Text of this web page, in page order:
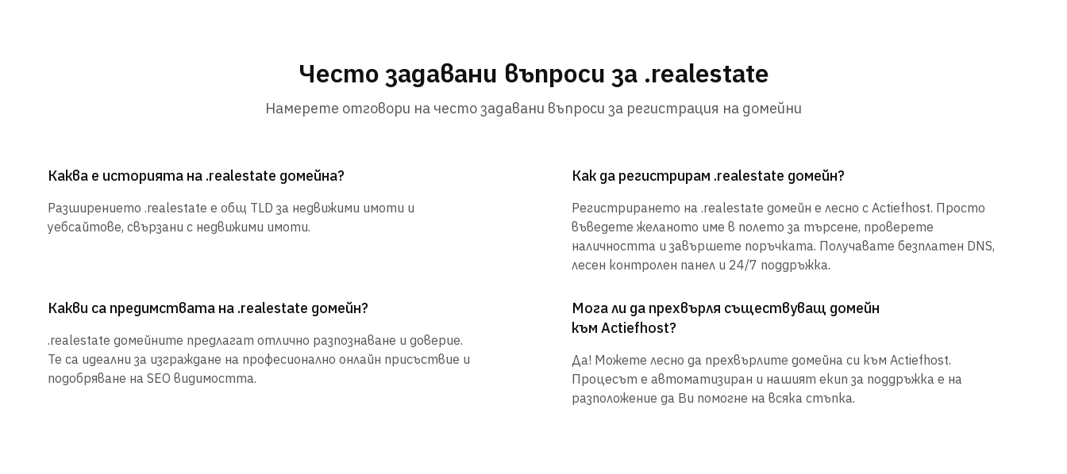
Често задавани въпроси за .realestate
Намерете отговори на често задавани въпроси за регистрация на домейни
Каква е историята на .realestate домейна?
Разширението .realestate е общ TLD за недвижими имоти и
уебсайтове, свързани с недвижими имоти.
Как да регистрирам .realestate домейн?
Регистрирането на .realestate домейн е лесно с Actiefhost. Просто
въведете желаното име в полето за търсене, проверете
наличността и завършете поръчката. Получавате безплатен DNS,
лесен контролен панел и 24/7 поддръжка.
Какви са предимствата на .realestate домейн?
.realestate домейните предлагат отлично разпознаване и доверие.
Те са идеални за изграждане на професионално онлайн присъствие и
подобряване на SEO видимостта.
Мога ли да прехвърля съществуващ домейн
към Actiefhost?
Да! Можете лесно да прехвърлите домейна си към Actiefhost.
Процесът е автоматизиран и нашият екип за поддръжка е на
разположение да Ви помогне на всяка стъпка.